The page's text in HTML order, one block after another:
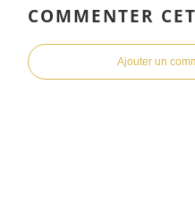
COMMENTER
Ajouter un